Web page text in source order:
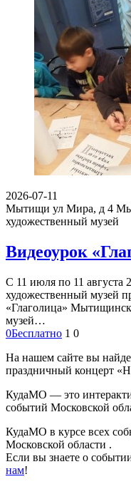
2026-07-11
Мытищи ул Мира, д 4
художественный музей
Видеоурок
С 11 июля по 11
художественный музей
«Глаголица»
музей…
0Бесплатно 1 0
На нашем сайте вы
праздничный концерт
КудаМО — это
событий Московской
КудаМО в курсе всех
Московской области .
Если вы знаете о
нам!